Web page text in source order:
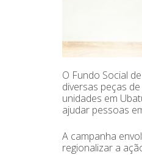
O Fundo Social
diversas peças
unidades em
ajudar pessoas
A campanha
regionalizar a